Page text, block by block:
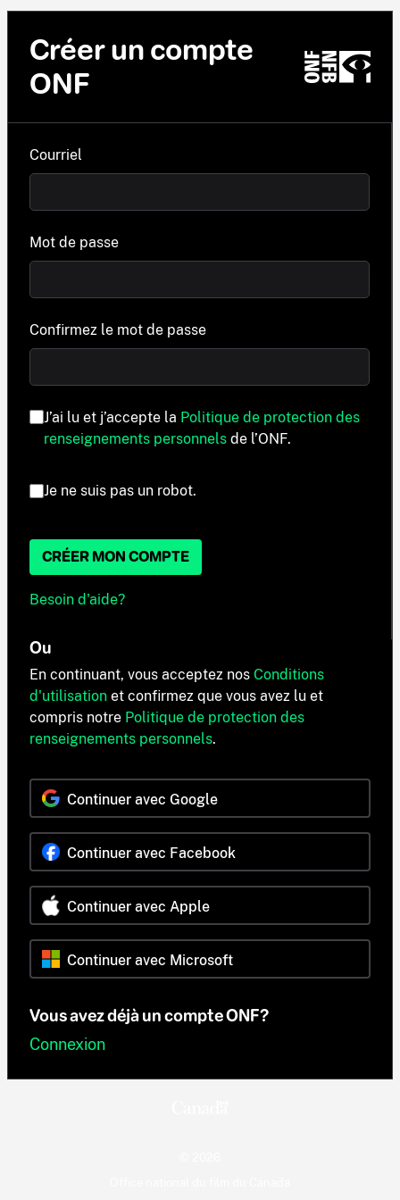
Créer un compte
ONF
Courriel
Mot de passe
Confirmez le mot de passe
J’ai lu et j’accepte la Politique de protection des
renseignements personnels de l’ONF.
Je ne suis pas un robot.
CRÉER MON COMPTE
Besoin d'aide?
Ou
En continuant, vous acceptez nos Conditions
d'utilisation et confirmez que vous avez lu et
compris notre Politique de protection des
renseignements personnels.
Continuer avec Google
Continuer avec Facebook
Continuer avec Apple
Continuer avec Microsoft
Vous avez déjà un compte ONF?
Connexion